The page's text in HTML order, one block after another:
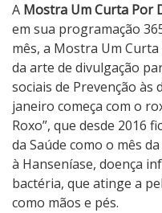
A Mostra Um Curta Por
em sua programação
mês, a Mostra Um
da arte de divulgação
sociais de Prevenção às
janeiro começa com o
Roxo”, que desde 2016
da Saúde como o mês
à Hanseníase, doença
bactéria, que atinge a
como mãos e pés.